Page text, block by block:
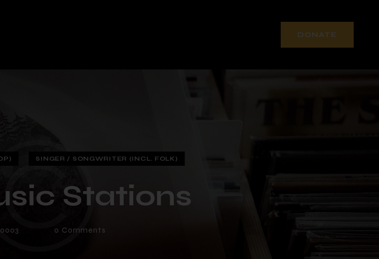
DONATE
SINGER / SONGWRITER (INCL. FOLK)
Stations
0 Comments